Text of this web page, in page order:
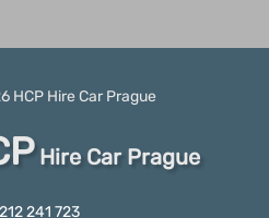
HCP Hire Car Prague
Hire Car Prague
241 723